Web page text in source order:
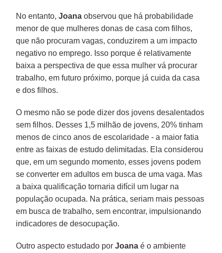
No entanto,Joana observou que há probabilidade
menor de que mulheres donas de casa com filhos,
que não procuram vagas, conduzirem a um impacto
negativo no emprego. Isso porque é relativamente
baixa a perspectiva de que essa mulher vá procurar
trabalho, em futuro próximo, porque já cuida da casa
e dos filhos.
O mesmo não se pode dizer dos jovens desalentados
sem filhos. Desses 1,5 milhão de jovens, 20% tinham
menos de cinco anos de escolaridade - a maior fatia
entre as faixas de estudo delimitadas. Ela considerou
que, em um segundo momento, esses jovens podem
se converter em adultos em busca de uma vaga. Mas
a baixa qualificação tornaria difícil um lugar na
população ocupada. Na prática, seriam mais pessoas
em busca de trabalho, sem encontrar, impulsionando
indicadores de desocupação.
Outro aspecto estudado porJoana é o ambiente